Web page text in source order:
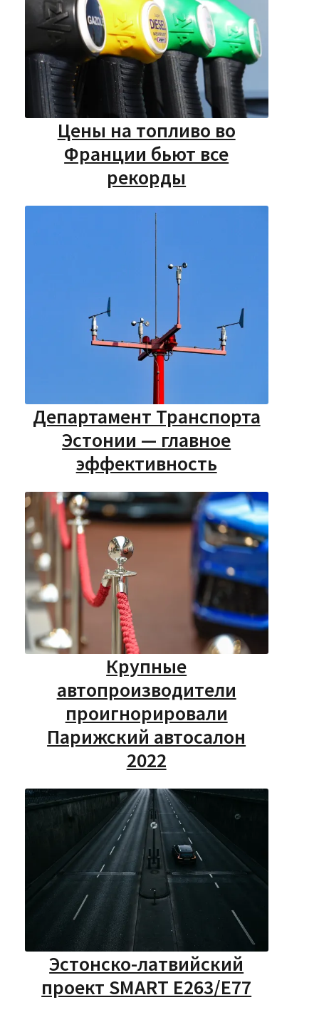
Цены на топливо во
Франции бьют все
рекорды
Департамент Транспорта
Эстонии — главное
эффективность
Крупные
автопроизводители
проигнорировали
Парижский автосалон
2022
Эстонско-латвийский
проект SMART E263/E77